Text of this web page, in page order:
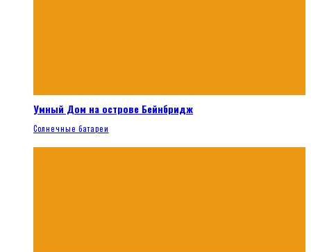
Умный Дом на острове Бейнбридж
Солнечные батареи